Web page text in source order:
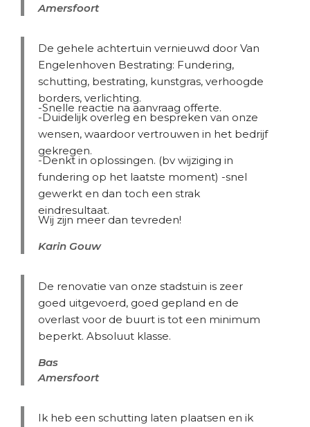
Amersfoort
De gehele achtertuin vernieuwd door Van
Engelenhoven Bestrating: Fundering,
schutting, bestrating, kunstgras, verhoogde
borders, verlichting.
-Snelle reactie na aanvraag offerte.
-Duidelijk overleg en bespreken van onze
wensen, waardoor vertrouwen in het bedrijf
gekregen.
-Denkt in oplossingen. (bv wijziging in
fundering op het laatste moment) -snel
gewerkt en dan toch een strak
eindresultaat.
Wij zijn meer dan tevreden!
Karin Gouw
De renovatie van onze stadstuin is zeer
goed uitgevoerd, goed gepland en de
overlast voor de buurt is tot een minimum
beperkt. Absoluut klasse.
Bas
Amersfoort
Ik heb een schutting laten plaatsen en ik